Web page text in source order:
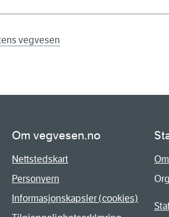
vegvesen
Om vegvesen.no
Nettstedskart
Personvern
Informasjonskapsler (cookies)